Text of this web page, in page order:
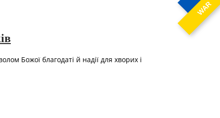
WAR
Божої благодаті й надії для хворих і